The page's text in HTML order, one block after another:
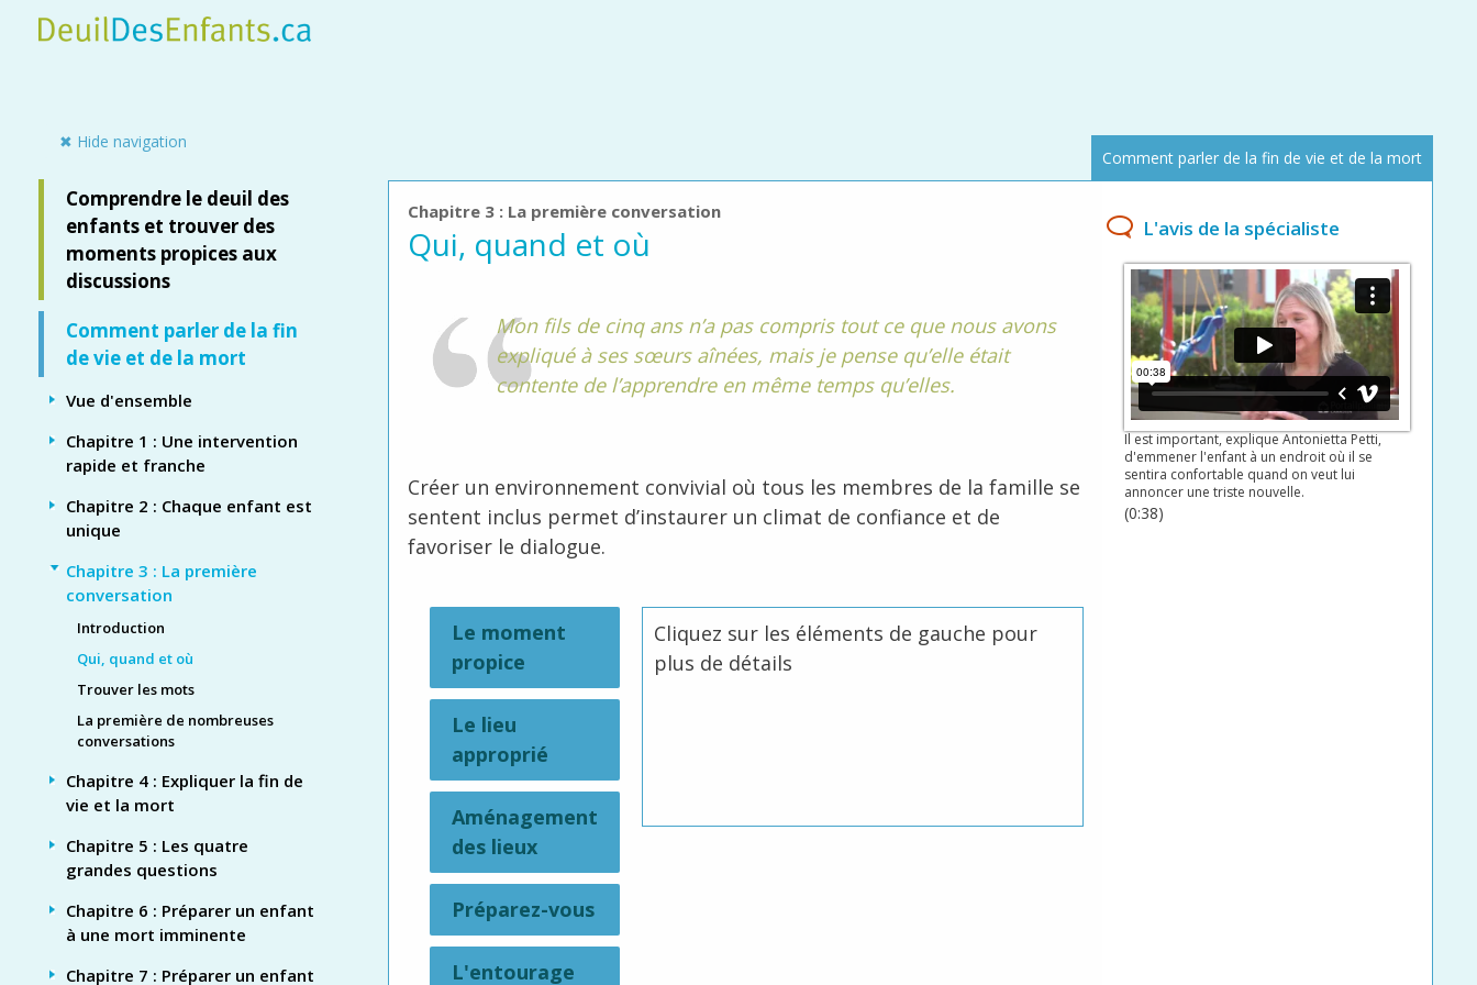
✖ Hide navigation
Comprendre le deuil des
enfants et trouver des
moments propices aux
discussions
Comment parler de la fin
de vie et de la mort
Vue d'ensemble
Chapitre 1 : Une intervention
rapide et franche
Chapitre 2 : Chaque enfant est
unique
Chapitre 3 : La première
conversation
Introduction
Qui, quand et où
Trouver les mots
La première de nombreuses
conversations
Chapitre 4 : Expliquer la fin de
vie et la mort
Chapitre 5 : Les quatre
grandes questions
Chapitre 6 : Préparer un enfant
à une mort imminente
Chapitre 7 : Préparer un enfant
Comment parler de la fin de vie et de la mort
Chapitre 3 : La première conversation
Qui, quand et où
Mon fils de cinq ans n’a pas compris tout ce que nous avons
expliqué à ses sœurs aînées, mais je pense qu’elle était
contente de l’apprendre en même temps qu’elles.
Créer un environnement convivial où tous les membres de la famille se
sentent inclus permet d’instaurer un climat de confiance et de
favoriser le dialogue.
Le moment
propice
Le lieu
approprié
Aménagement
des lieux
Préparez-vous
L'entourage
Cliquez sur les éléments de gauche pour
plus de détails
L'avis de la spécialiste
Il est important, explique Antonietta Petti,
d'emmener l'enfant à un endroit où il se
sentira confortable quand on veut lui
annoncer une triste nouvelle.
(0:38)